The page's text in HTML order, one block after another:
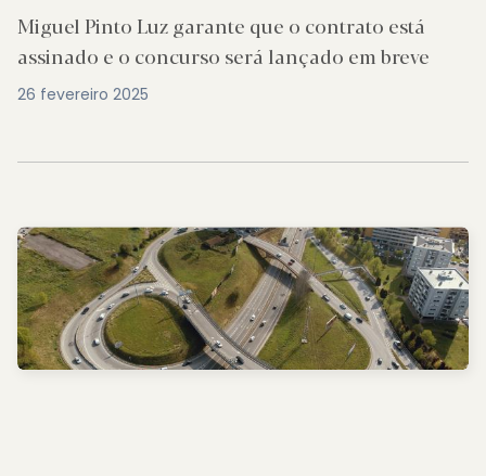
Miguel Pinto Luz garante que o contrato está
assinado e o concurso será lançado em breve
26 fevereiro 2025